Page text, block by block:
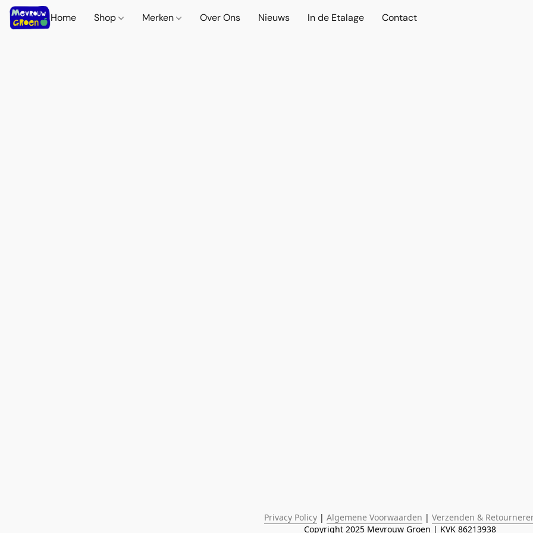
Home Shop Merken Over Ons Nieuws In de Etalage Contact
Privacy Policy | Algemene Voorwaarden | Verzenden &
Copyright 2025 Mevrouw Groen | KVK 86213938